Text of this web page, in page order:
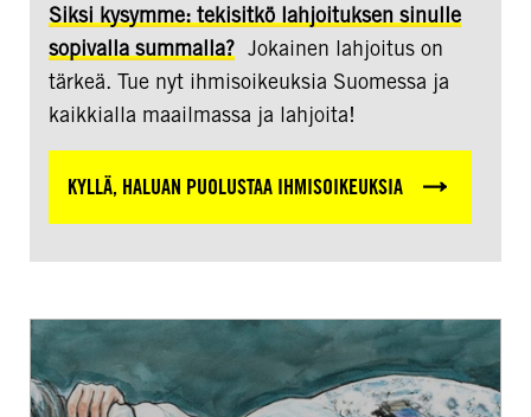
Siksi kysymme: tekisitkö lahjoituksen sinulle
sopivalla summalla? Jokainen lahjoitus on
tärkeä. Tue nyt ihmisoikeuksia Suomessa ja
kaikkialla maailmassa ja lahjoita!
KYLLÄ, HALUAN PUOLUSTAA IHMISOIKEUKSIA
Onko
hallittua
maahanmuuttoa